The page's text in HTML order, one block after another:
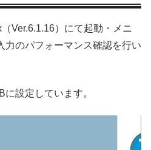
Ver.6.1.16）にて起動・メニ
力のパフォーマンス確認を行い
設定しています。